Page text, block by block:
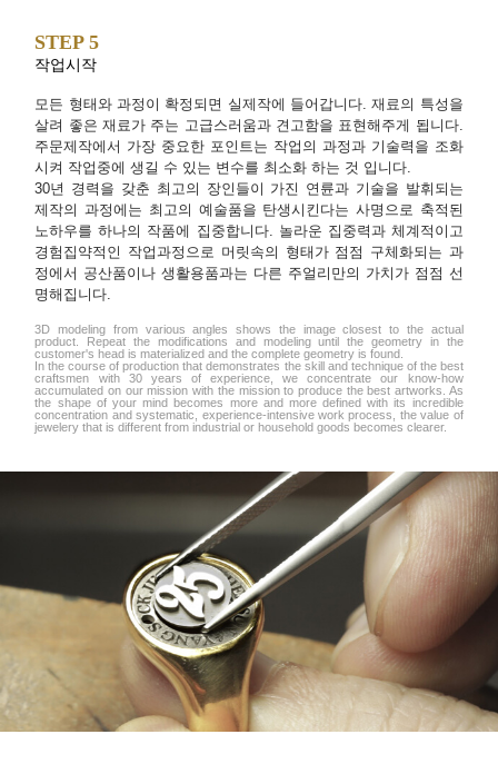
STEP 5
작업시작
모든 형태와 과정이 확정되면 실제작에 들어갑니다. 재료의 특성을
살려 좋은 재료가 주는 고급스러움과 견고함을 표현해주게 됩니다.
주문제작에서 가장 중요한 포인트는 작업의 과정과 기술력을 조화
시켜 작업중에 생길 수 있는 변수를 최소화 하는 것 입니다.
30년 경력을 갖춘 최고의 장인들이 가진 연륜과 기술을 발휘되는
제작의 과정에는 최고의 예술품을 탄생시킨다는 사명으로 축적된
노하우를 하나의 작품에 집중합니다. 놀라운 집중력과 체계적이고
경험집약적인 작업과정으로 머릿속의 형태가 점점 구체화되는 과
정에서 공산품이나 생활용품과는 다른 주얼리만의 가치가 점점 선
명해집니다.
3D modeling from various angles shows the image closest to the actual
product. Repeat the modifications and modeling until the geometry in the
customer's head is materialized and the complete geometry is found.
In the course of production that demonstrates the skill and technique of the best
craftsmen with 30 years of experience, we concentrate our know-how
accumulated on our mission with the mission to produce the best artworks. As
the shape of your mind becomes more and more defined with its incredible
concentration and systematic, experience-intensive work process, the value of
jewelery that is different from industrial or household goods becomes clearer.